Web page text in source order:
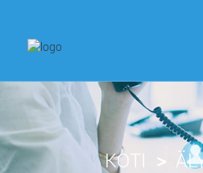
KOTI